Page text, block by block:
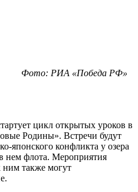
Фото: РИА «Победа РФ»
цикл открытых уроков в
Родины». Встречи будут
японского конфликта у озера
нем флота. Мероприятия
ним также могут